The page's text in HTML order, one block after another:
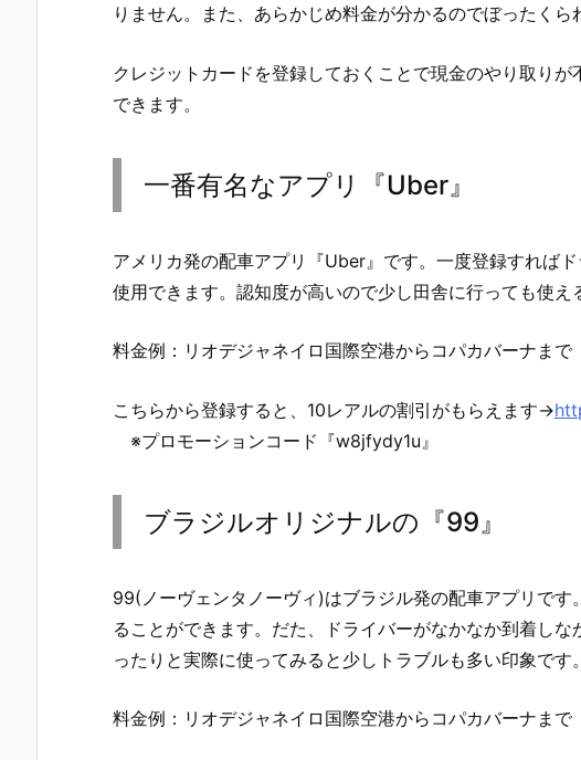
りません。また、あらかじめ料金が分かるのでぼったくら
クレジットカードを登録しておくことで現金のやり取り
できます。
一番有名なアプリ『Uber』
アメリカ発の配車アプリ『Uber』です。一度登録すれば
使用できます。認知度が高いので少し田舎に行っても使え
料金例：リオデジャネイロ国際空港からコパカバーナま
こちらから登録すると、10レアルの割引がもらえます→
※プロモーションコード『w8jfydy1u』
ブラジルオリジナルの『99』
99(ノーヴェンタノーヴィ)はブラジル発の配車アプリで
ることができます。だた、ドライバーがなかなか到着し
ったりと実際に使ってみると少しトラブルも多い印象です。
料金例：リオデジャネイロ国際空港からコパカバーナま